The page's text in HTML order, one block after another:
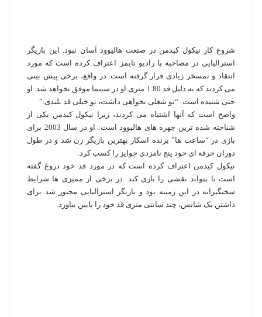
شروع کار نیکول کیدمن در صنعت هالیوود آسان نبود. این بازیگر
استرالیایی در مصاحبه با رادیو تایمز اعتراف کرده است که مورد
انتقاد و تمسخر زیادی قرار گرفته است. در واقع، برخی پیش بینی
می کردند که به دلیل قد 1.80 متری او در سینما موفق نخواهد شد. او
حتی شنیده است: “تو شغلی نخواهی داشت، تو خیلی قد بلندی.”
واضح است که آنها اشتباه می کردند، زیرا نیکول کیدمن یکی از
شناخته شده ترین چهره های هالیوود است: او در سال 2003 برای
بازی در “ساعت ها” برنده اسکار بهترین بازیگر زن شد و در طول
دوران حرفه ای خود پنج نامزدی جوایز را کسب کرد.
نیکول کیدمن اعتراف کرده است که در مورد قد خود دروغ گفته
است تا بتواند نقشی را بازی کند. در برخی از ممیزی‌ ها شرایط
سختگیرانه در این زمینه بود و بازیگر استرالیایی مجبور شد برای
داشتن یک شانس، چند سانتی‌ متری قد خود را پایین بیاورد.